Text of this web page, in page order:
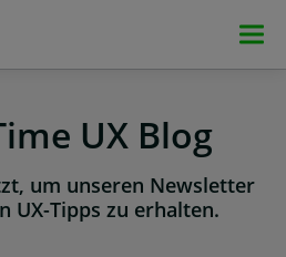
UX Blog
um unseren Newsletter
UX-Tipps zu erhalten.